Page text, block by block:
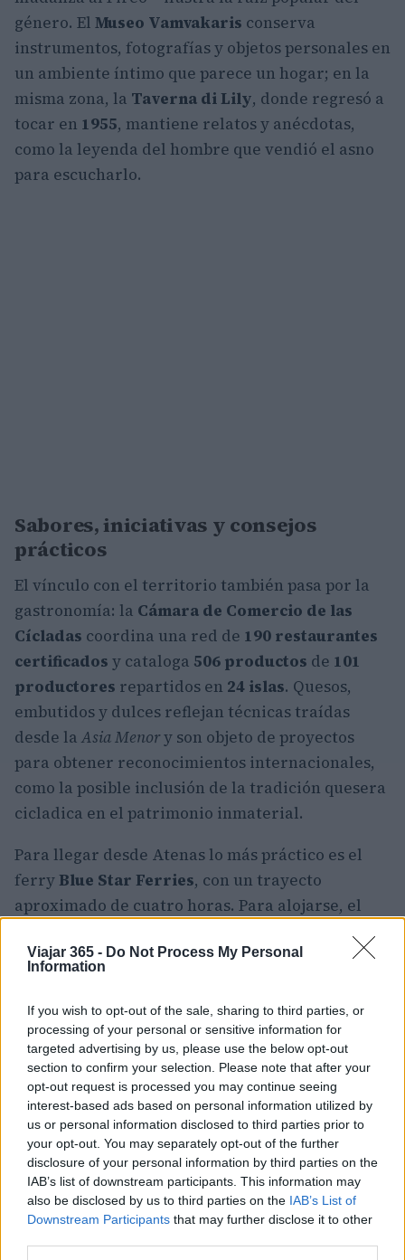
Viajar 365 - Do Not Process My Personal
Information
If you wish to opt-out of the sale, sharing to third parties, or
processing of your personal or sensitive information for
targeted advertising by us, please use the below opt-out
section to confirm your selection. Please note that after your
opt-out request is processed you may continue seeing
interest-based ads based on personal information utilized by
us or personal information disclosed to third parties prior to
your opt-out. You may separately opt-out of the further
disclosure of your personal information by third parties on the
IAB’s list of downstream participants. This information may
also be disclosed by us to third parties on the IAB’s List of
Downstream Participants that may further disclose it to other
género. El Museo Vamvakaris conserva
instrumentos, fotografías y objetos personales en
un ambiente íntimo que parece un hogar; en la
misma zona, la Taverna di Lily, donde regresó a
tocar en 1955, mantiene relatos y anécdotas,
como la leyenda del hombre que vendió el asno
para escucharlo.
Sabores, iniciativas y consejos
prácticos
El vínculo con el territorio también pasa por la
gastronomía: la Cámara de Comercio de las
Cícladas coordina una red de 190 restaurantes
certificados y cataloga 506 productos de 101
productores repartidos en 24 islas. Quesos,
embutidos y dulces reflejan técnicas traídas
desde la Asia Menory son objeto de proyectos
para obtener reconocimientos internacionales,
como la posible inclusión de la tradición quesera
cicladica en el patrimonio inmaterial.
Para llegar desde Atenas lo más práctico es el
ferry Blue Star Ferries, con un trayecto
aproximado de cuatro horas. Para alojarse, el
cómoda; solicitar habitación con vista al mar
dispone de sitio oficial, por lo que es
recomendable llamar antes para confirmar
horarios en temporada baja. Para cerrar la
noche con música en vivo, lugares como
Bakalokafenes To Mantzounireúnen a músicos
locales —entre ellos figuras comoAntonis
Marangos, director creativo del festival del
rebetiko— y permiten sentir la continuidad de
una tradición viva, que también se enseña en